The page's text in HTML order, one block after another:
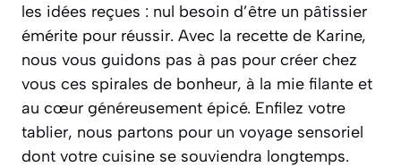
les idées reçues : nul besoin d’être un pâtissier
émérite pour réussir. Avec la recette de Karine,
nous vous guidons pas à pas pour créer chez
vous ces spirales de bonheur, à la mie filante et
au cœur généreusement épicé. Enfilez votre
tablier, nous partons pour un voyage sensoriel
dont votre cuisine se souviendra longtemps.